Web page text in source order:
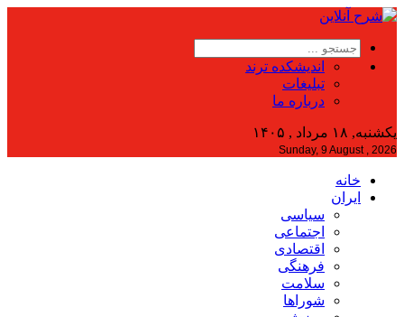
اندیشکده ترند
تبلیغات
درباره ما
یکشنبه, ۱۸ مرداد , ۱۴۰۵
Sunday, 9 August , 2026
خانه
ایران
سیاسی
اجتماعی
اقتصادی
فرهنگی
سلامت
شوراها